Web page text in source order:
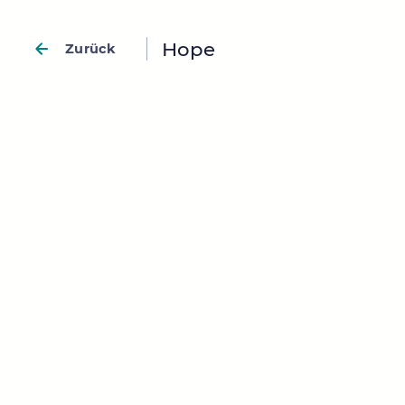
Zurück Hope